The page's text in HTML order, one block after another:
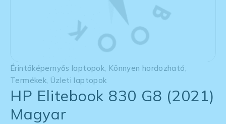
Érintőképernyős laptopok Könnyen hordozható
Termékek Üzleti laptopok
HP Elitebook 830 G8 (2021)
Magyar